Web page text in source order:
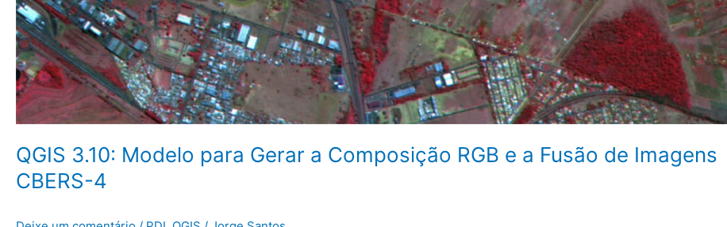
QGIS 3.10: Modelo para Gerar a Composição RGB e a Fusão de Imagens
CBERS-4